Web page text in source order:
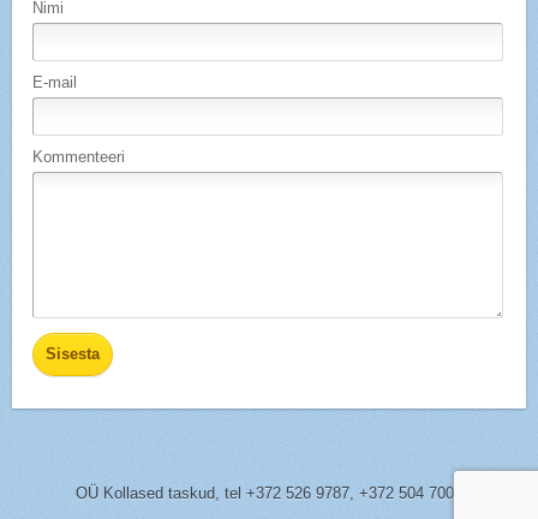
Nimi
E-mail
Kommenteeri
OÜ Kollased taskud, tel +372 526 9787, +372 504 7005